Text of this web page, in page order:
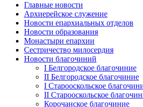
Главные новости
Архиерейское служение
Новости епархиальных отделов
Новости образования
Монастыри епархии
Сестричество милосердия
Новости благочиний
I Белгородское благочиние
II Белгородское благочиние
I Старооскольское
II Старооскольское
Корочанское благочиние